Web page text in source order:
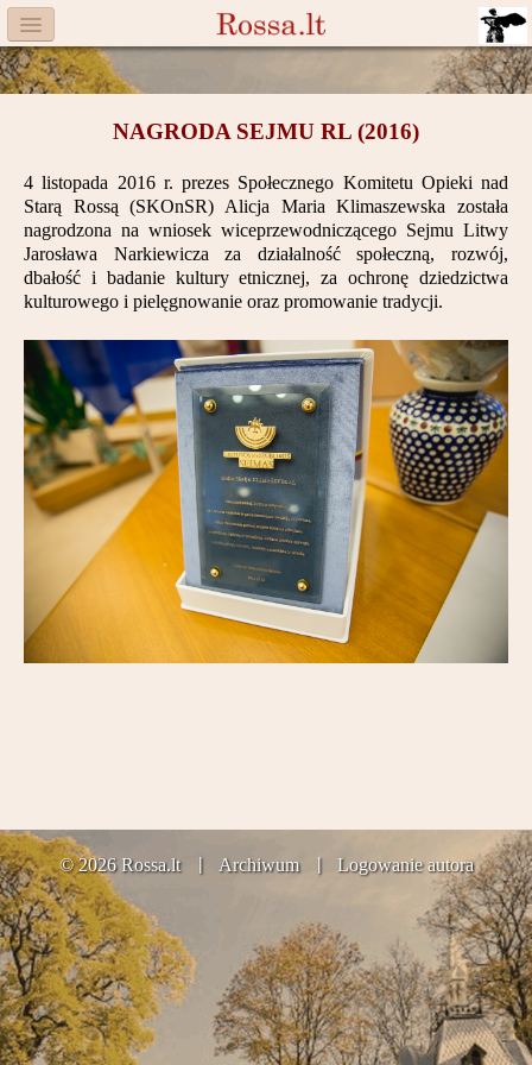
Menu
Facebook
Aktualności
Książka
Moneta
Cegiełki
Rossa
Trasy
Darczyńcy
Partnerzy
Kontakt
NAGRODA SEJMU RL (2016)
4 listopada 2016 r. prezes Społecznego Komitetu Opieki nad
Starą Rossą (SKOnSR) Alicja Maria Klimaszewska została
nagrodzona na wniosek wiceprzewodniczącego Sejmu Litwy
Jarosława Narkiewicza za działalność społeczną, rozwój,
dbałość i badanie kultury etnicznej, za ochronę dziedzictwa
kulturowego i pielęgnowanie oraz promowanie tradycji.
© 2026 Rossa.lt Archiwum Logowanie autora